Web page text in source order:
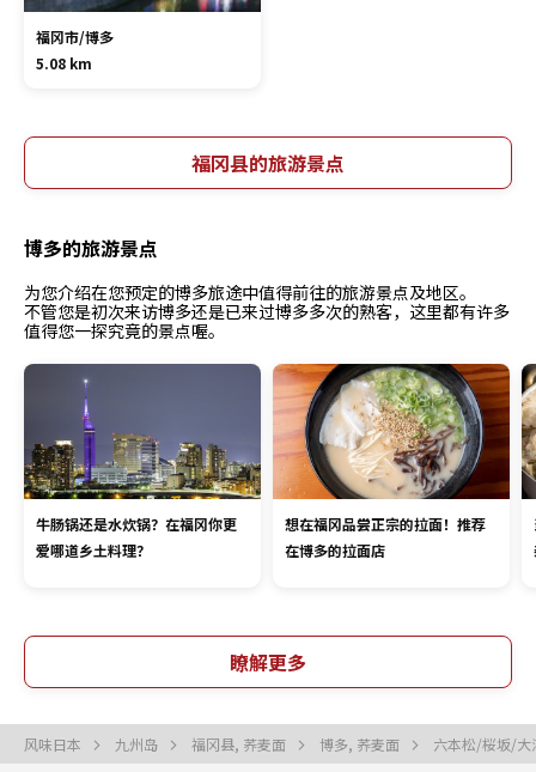
福冈市/博多
5.08 km
福冈县的旅游景点
博多的旅游景点
为您介绍在您预定的博多旅途中值得前往的旅游景点及地区。
不管您是初次来访博多还是已来过博多多次的熟客，这里都有许多
值得您一探究竟的景点喔。
牛肠锅还是水炊锅？在福冈你更
爱哪道乡土料理？
想在福冈品尝正宗的拉面！推荐
在博多的拉面店
瞭解更多
风味日本 九州岛 福冈县, 荞麦面 博多, 荞麦面 六本松/桜坂/